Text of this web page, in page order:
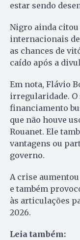
estar sendo
Nigro ainda
internacionais
as chances de
caído após a
Em nota, Flávio
irregularidade. O
financiamento
que não houve
Rouanet. Ele
vantagens ou
governo.
A crise
e também
às articulações
2026.
Leia também: